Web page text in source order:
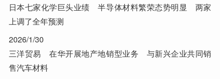
日本七家化学巨头业绩 半导体材料繁荣态势明显 两家
上调了全年预测
2026/1/30
三洋贸易 在华开展地产地销型业务 与新兴企业共同销
售汽车材料